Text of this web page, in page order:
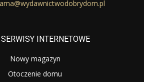
INTERNETOWE
Nowy magazyn
Otoczenie domu